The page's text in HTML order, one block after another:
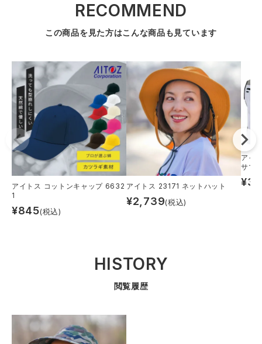
RECOMMEND
この商品を見た方はこんな商品も見ています
アイトス コットンキャップ 6632
1
¥845(税込)
アイトス 23171 ネットハット
¥2,739(税込)
アイ
サマ
¥
HISTORY
閲覧履歴